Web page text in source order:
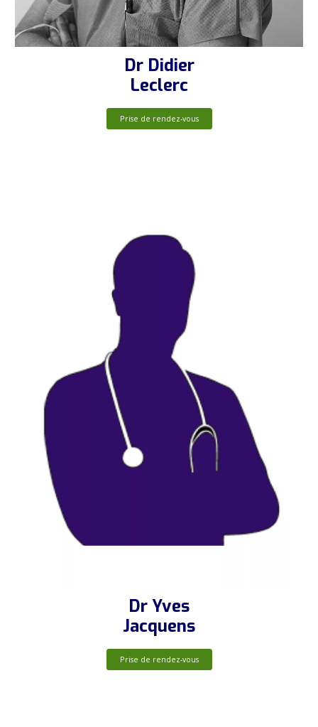
Dr Didier
Leclerc
Prise de rendez-vous
Dr Yves
Jacquens
Prise de rendez-vous